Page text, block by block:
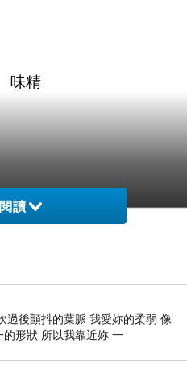
味精
讀
過後顫抖的葉脈 我愛妳的柔弱 像
形狀 所以我靠近妳 一